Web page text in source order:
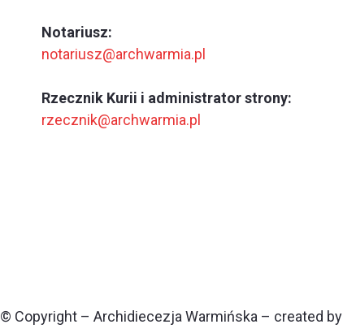
Notariusz:
notariusz@archwarmia.pl
Rzecznik Kurii i administrator strony:
rzecznik@archwarmia.pl
© Copyright – Archidiecezja Warmińska – created by